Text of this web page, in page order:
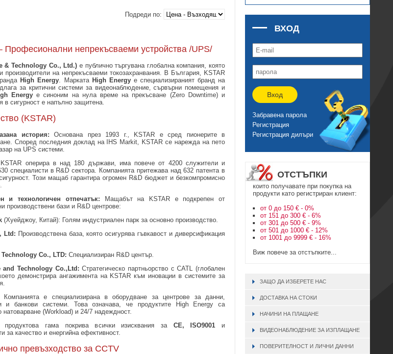
Подреди по:
Професионални непрекъсваеми устройства /UPS/
& Technology Co., Ltd.) е публично търгувана глобална компания, която
производители на непрекъсваеми токозахранвания. В България, KSTAR
High Energy. Марката High Energyе специализираният бранд на
за критични системи за видеонаблюдение, сървърни помещения и
Energyе синоним на нула време на прекъсване (Zero Downtime) и
в сигурност е напълно защитена.
(KSTAR)
история: Основана през 1993 г., KSTAR е сред пионерите в
Според последния доклад на IHS Markit, KSTAR се нарежда на пето
на UPS системи.
KSTAR оперира в над 180 държави, има повече от 4200 служители и
специалисти в R&D сектора. Компанията притежава над 632 патента в
Този мащаб гарантира огромен R&D бюджет и безкомпромисно
и технологичен отпечатък: Мащабът на KSTAR е подкрепен от
производствени бази и R&D центрове:
(Хуейджоу, Китай): Голям индустриален парк за основно производство.
Ltd: Производствена база, която осигурява гъвкавост и диверсификация
Co., LTD: Специализиран R&D център.
and Technology Co.,Ltd: Стратегическо партньорство с CATL (глобален
демонстрира ангажимента на KSTAR към иновации в системите за
Компанията е специализирана в оборудване за центрове за данни,
и банкови системи. Това означава, че продуктите High Energy са
натоварване (Workload) и 24/7 надеждност.
гама покрива всички изисквания за CE, ISO9001 и
за качество и енергийна ефективност.
превъзходство за CCTV
ВХОД
Вход
Забравена парола
Регистрация
Регистрация дилъри
ОТСТЪПКИ
които получавате при покупка на
продукти като регистриран клиент:
от 0 до 150 € - 0%
от 151 до 300 € - 6%
от 301 до 500 € - 9%
от 501 до 1000 € - 12%
от 1001 до 9999 € - 16%
Виж повече за отстъпките...
ЗАЩО ДА ИЗБЕРЕТЕ НАС
ДОСТАВКА НА СТОКИ
НАЧИНИ НА ПЛАЩАНЕ
ВИДЕОНАБЛЮДЕНИЕ ЗА ИЗПЛАЩАНЕ
ПОВЕРИТЕЛНОСТ И ЛИЧНИ ДАННИ